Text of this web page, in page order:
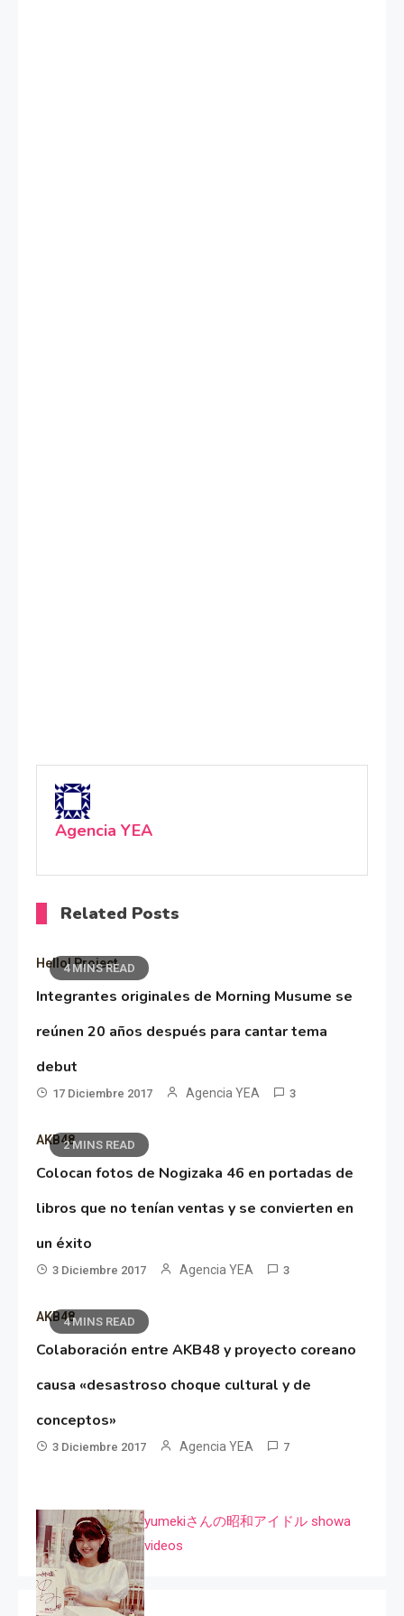
Agencia YEA
Related Posts
4 MINS READ
Hello! Project
Integrantes originales de Morning Musume se
reúnen 20 años después para cantar tema
debut
17 Diciembre 2017 Agencia YEA 3
2 MINS READ
AKB48
Colocan fotos de Nogizaka 46 en portadas de
libros que no tenían ventas y se convierten en
un éxito
3 Diciembre 2017 Agencia YEA 3
4 MINS READ
AKB48
Colaboración entre AKB48 y proyecto coreano
causa «desastroso choque cultural y de
conceptos»
3 Diciembre 2017 Agencia YEA 7
yumekiさんの昭和アイドル showa
videos